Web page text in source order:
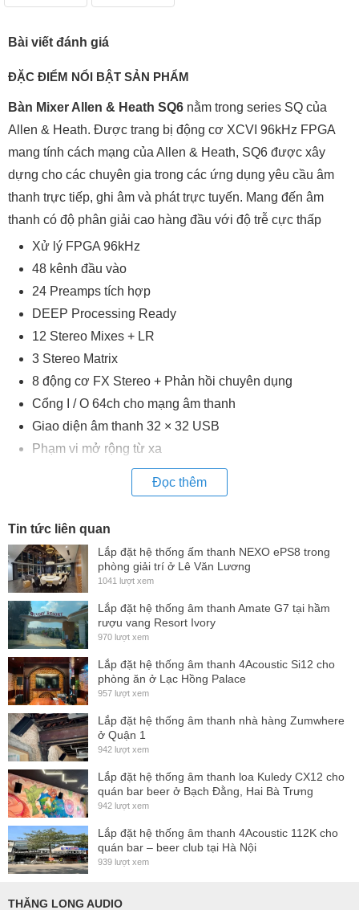
Bài viết đánh giá
ĐẶC ĐIỂM NỔI BẬT SẢN PHẨM
Bàn Mixer Allen & Heath SQ6 nằm trong series SQ của
Allen & Heath. Được trang bị động cơ XCVI 96kHz FPGA
mang tính cách mạng của Allen & Heath, SQ6 được xây
dựng cho các chuyên gia trong các ứng dụng yêu cầu âm
thanh trực tiếp, ghi âm và phát trực tuyến. Mang đến âm
thanh có độ phân giải cao hàng đầu với độ trễ cực thấp
Xử lý FPGA 96kHz
48 kênh đầu vào
24 Preamps tích hợp
DEEP Processing Ready
12 Stereo Mixes + LR
3 Stereo Matrix
8 động cơ FX Stereo + Phản hồi chuyên dụng
Cổng I / O 64ch cho mạng âm thanh
Giao diện âm thanh 32 × 32 USB
Phạm vi mở rộng từ xa
Phù hợp với: Trực tiếp, Phòng thu, Truyền trực tuyến, Cài
đặt A / V, Âm thanh công ty, Nhà Thờ.
Việc mixing chưa bao giờ dễ dàng hơn thế!
Với mỗi thiết kế mới, Allen & Heath luôn nỗ lực để tiến gần
hơn đến trải nghiệm mixing đỉnh cao. Bảng điều khiển của
SQ tập trung xung quanh màn hình cảm ứng điện dung 7” có
độ phân giải cao, được bao quanh bởi một loạt các bộ mã
quan, tích hợp giữa phản hồi hình ảnh rõ ràng và điều khiển
Đọc thêm
Tin tức liên quan
Lắp đặt hệ thống ấm thanh NEXO ePS8 trong
phòng giải trí ở Lê Văn Lương
1041 lượt xem
Lắp đặt hệ thống âm thanh Amate G7 tại hầm
rượu vang Resort Ivory
970 lượt xem
Lắp đặt hệ thống âm thanh 4Acoustic Si12 cho
phòng ăn ở Lạc Hồng Palace
957 lượt xem
Lắp đặt hệ thống âm thanh nhà hàng Zumwhere
ở Quận 1
942 lượt xem
Lắp đặt hệ thống âm thanh loa Kuledy CX12 cho
quán bar beer ở Bạch Đằng, Hai Bà Trưng
942 lượt xem
Lắp đặt hệ thống âm thanh 4Acoustic 112K cho
quán bar – beer club tại Hà Nội
939 lượt xem
THĂNG LONG AUDIO